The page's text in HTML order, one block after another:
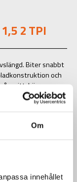
Om
innehållet
2 TPI
Biter snabbt
och
Lägre
sågblad. Används
m.m.